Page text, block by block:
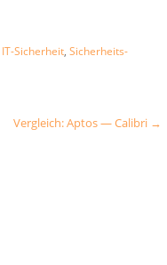
IT-Sicherheit, Sicherheits-
Vergleich: Aptos — Calibri →